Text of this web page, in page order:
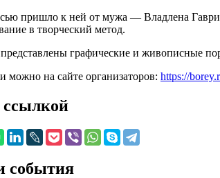
пришло к ней от мужа — Владлена
в творческий метод.
графические и живописные
можно на сайте организаторов: https://
ссылкой
события